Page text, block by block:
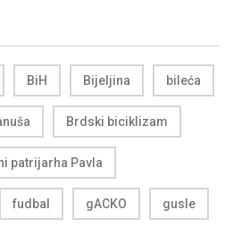
BiH Bijeljina bileća
Brdski biciklizam
patrijarha Pavla
fudbal gACKO gusle